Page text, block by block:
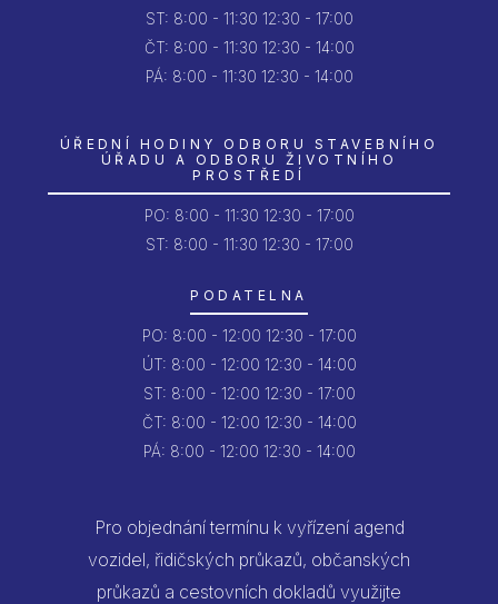
ST: 8:00 - 11:30 12:30 - 17:00
ČT: 8:00 - 11:30 12:30 - 14:00
PÁ: 8:00 - 11:30 12:30 - 14:00
ÚŘEDNÍ HODINY ODBORU STAVEBNÍHO
ÚŘADU A ODBORU ŽIVOTNÍHO
PROSTŘEDÍ
PO: 8:00 - 11:30 12:30 - 17:00
ST: 8:00 - 11:30 12:30 - 17:00
PODATELNA
PO: 8:00 - 12:00 12:30 - 17:00
ÚT: 8:00 - 12:00 12:30 - 14:00
ST: 8:00 - 12:00 12:30 - 17:00
ČT: 8:00 - 12:00 12:30 - 14:00
PÁ: 8:00 - 12:00 12:30 - 14:00
Pro objednání termínu k vyřízení agend
vozidel, řidičských průkazů, občanských
průkazů a cestovních dokladů využijte